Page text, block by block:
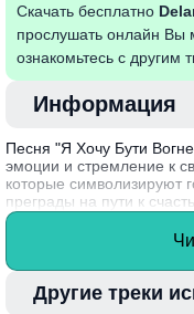
Скачать бесплатно
прослушать онлайн Вы
ознакомьтесь с другим
Информация
Песня "Я Хочу Бути
эмоции и стремление к
которые символизируют
преграды на пути к
мощной ритмики и
запоминающейся и
многими слушателями,
индивидуальность.
Другие треки